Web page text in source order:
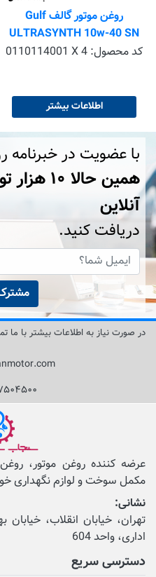
روغن موتور گالف Gulf
ULTRASYNTH 10w-40 SN
حجم 4 لیتر بسته 4 عددی
کد محصول: 0110114001 X 4
اطلاعات بیشتر
با عضویت در خبرنامه
همین
آنلاین
دریافت کنید.
در صورت نیاز به اطلاعات بیشتر با ما
۰۲۱
عرضه کننده روغن موتور،
مکمل‌ سوخت و لوازم نگهداری
نشانی:
تهران، خیابان انقلاب،
اداری، واحد 604
دسترسی سریع